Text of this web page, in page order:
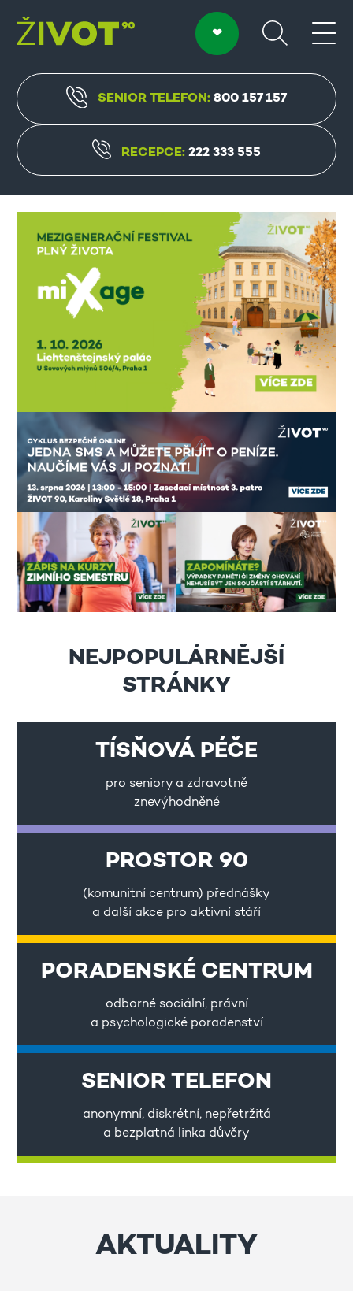
SENIOR TELEFON:800 157 157
RECEPCE:222 333 555
NEJPOPULÁRNĚJŠÍ
STRÁNKY
TÍSŇOVÁ PÉČE
pro seniory a zdravotně
znevýhodněné
PROSTOR 90
(komunitní centrum) přednášky
a další akce pro aktivní stáří
PORADENSKÉ CENTRUM
odborné sociální, právní
a psychologické poradenství
SENIOR TELEFON
anonymní, diskrétní, nepřetržitá
a bezplatná linka důvěry
AKTUALITY